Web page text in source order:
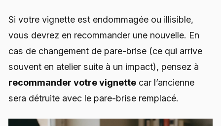
Si votre vignette est endommagée ou illisible,
vous devrez en recommander une nouvelle. En
cas de changement de pare-brise (ce qui arrive
souvent en atelier suite à un impact), pensez à
recommander votre vignette car l’ancienne
sera détruite avec le pare-brise remplacé.